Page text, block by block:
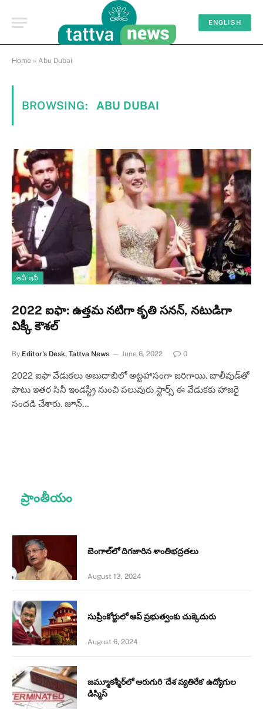
ENGLISH
Home » Abu Dubai
BROWSING: ABU DUBAI
అవీ ఇవీ
2022 ఐఫా: ఉత్తమ నటిగా కృతి స‌న‌న్‌, నటుడిగా
విక్కీ కౌశల్
By Editor's Desk, Tattva News June 6, 2022 0
2022 ఐఫా వేడుకలు అబుదాబిలో అట్టహాసంగా జరిగాయి. బాలీవుడ్⁬తో
పాటు⁬ ఇతర సినీ ఇండస్ట్రీ నుంచి పలువురు స్టార్స్ ఈ వేడుకకు హాజరై
సందడి చేశారు. జూన్…
ప్రాంతీయం
బెంగాల్‌లో దిగజారిన శాంతిభద్రతలు
August 13, 2024
సుప్రీంకోర్టులో ఆప్ ప్రభుత్వంకు చుక్కెదురు
August 6, 2024
జమ్మూకశ్మీర్‌లో ఆరుగురి `దేశ వ్యతిరేక’ ఉద్యోగుల
డిస్మిస్‌